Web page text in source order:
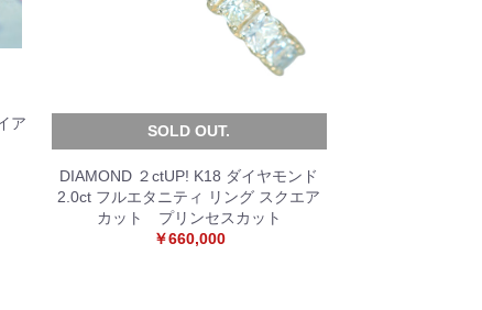
ア
SOLD OUT.
DIAMOND ２ctUP! K18 ダイヤモンド
2.0ct フルエタニティ リング スクエア
カット プリンセスカット
￥660,000